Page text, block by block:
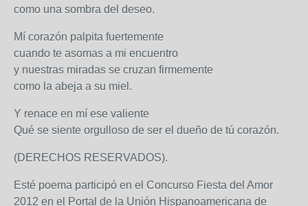
como una sombra del deseo.
Mí corazón palpita fuertemente
cuando te asomas a mi encuentro
y nuestras miradas se cruzan firmemente
como la abeja a su miel.
Y renace en mí ese valiente
Qué se siente orgulloso de ser el dueño de tú corazón.
(DERECHOS RESERVADOS).
Esté poema participó en el Concurso Fiesta del Amor
2012 en el Portal de la Unión Hispanoamericana de